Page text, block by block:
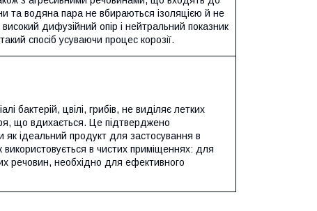
та водяна пара не вбираються ізоляцією й не
дифузійний опір і нейтральний показник
спосіб усуваючи процес корозії.
бактерій, цвілі, грибів, не виділяє летких
що вдихається. Це підтверджено
як ідеальний продукт для застосування в
використовується в чистих приміщеннях: для
речовин, необхідно для ефективного